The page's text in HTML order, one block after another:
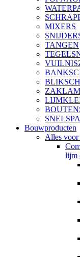
MIXERS
TANGEN
Bouwproducten
Alles
lijm